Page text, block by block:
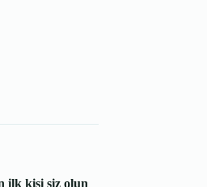
ilk kişi siz olun